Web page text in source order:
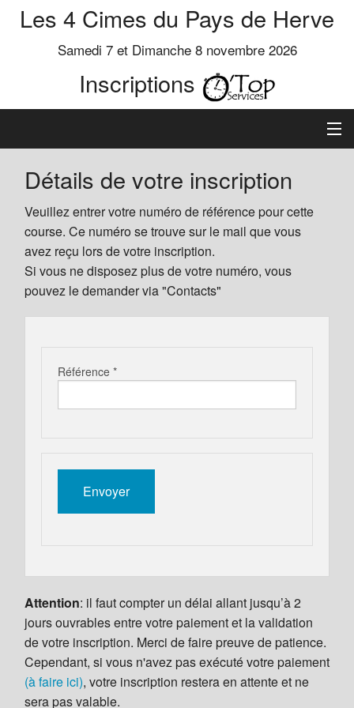
Les 4 Cimes du Pays de Herve
Samedi 7 et Dimanche 8 novembre 2026
Inscriptions
Inscription
Préinscrits
Informations
Détails de votre inscription
Veuillez entrer votre numéro de référence pour cette
course. Ce numéro se trouve sur le mail que vous
avez reçu lors de votre inscription.
Si vous ne disposez plus de votre numéro, vous
pouvez le demander via "Contacts"
Référence *
Attention: il faut compter un délai allant jusqu’à 2
jours ouvrables entre votre paiement et la validation
de votre inscription. Merci de faire preuve de patience.
Cependant, si vous n'avez pas exécuté votre paiement
(à faire ici), votre inscription restera en attente et ne
sera pas valable.